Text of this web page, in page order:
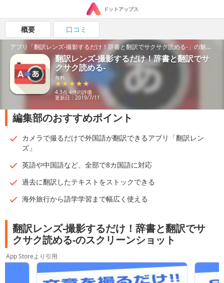
ドットアップス
概要 口コミ
アプリ「翻訳レンズ-撮影するだけ！辞書と翻訳でサクサク読める-」の魅力を紹介！
翻訳レンズ-撮影するだけ！辞書と翻訳でサ
クサク読める-
無料
4.3点 4件の評価
更新日：2019/7/11
編集部のおすすめポイント
カメラで撮るだけで外国語が翻訳できるアプリ「翻訳レン
ズ」
英語や中国語など、全部で8カ国語に対応
過去に翻訳したテキストをストックできる
海外旅行から語学学習まで幅広く使える
翻訳レンズ-撮影するだけ！辞書と翻訳でサ
クサク読める-のスクリーンショット
App Storeより引用